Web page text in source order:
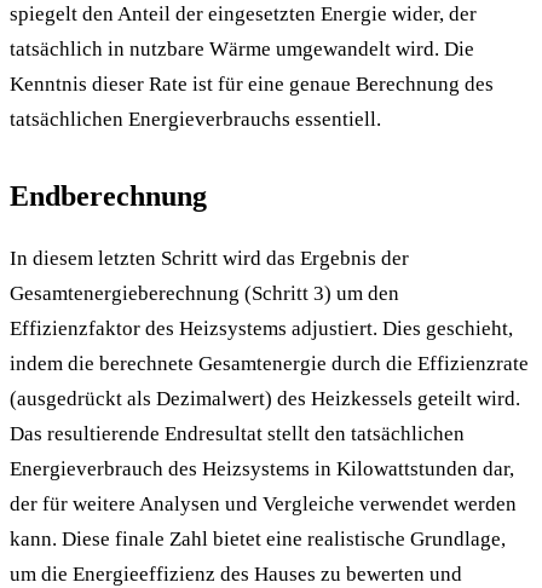
spiegelt den Anteil der eingesetzten Energie wider, der
tatsächlich in nutzbare Wärme umgewandelt wird. Die
Kenntnis dieser Rate ist für eine genaue Berechnung des
tatsächlichen Energieverbrauchs essentiell.
Endberechnung
In diesem letzten Schritt wird das Ergebnis der
Gesamtenergieberechnung (Schritt 3) um den
Effizienzfaktor des Heizsystems adjustiert. Dies geschieht,
indem die berechnete Gesamtenergie durch die Effizienzrate
(ausgedrückt als Dezimalwert) des Heizkessels geteilt wird.
Das resultierende Endresultat stellt den tatsächlichen
Energieverbrauch des Heizsystems in Kilowattstunden dar,
der für weitere Analysen und Vergleiche verwendet werden
kann. Diese finale Zahl bietet eine realistische Grundlage,
um die Energieeffizienz des Hauses zu bewerten und